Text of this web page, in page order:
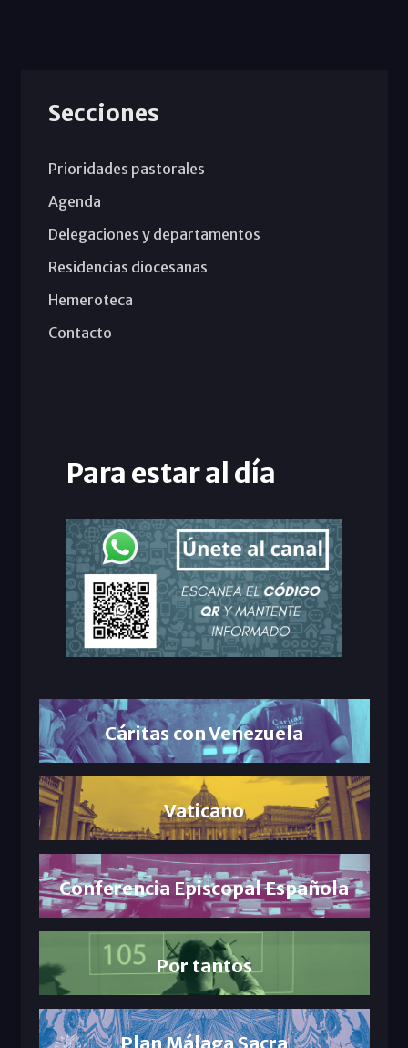
Secciones
Prioridades pastorales
Agenda
Delegaciones y departamentos
Residencias diocesanas
Hemeroteca
Contacto
Para estar al día
Cáritas con Venezuela
Vaticano
Conferencia Episcopal Española
Por tantos
Plan Málaga Sacra